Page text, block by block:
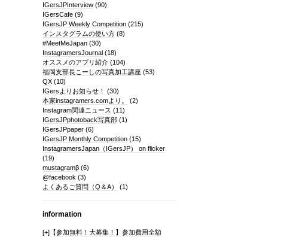
IGersJPInterview(90)
IGersCafe(9)
IGersJP Weekly Competition(215)
インスタグラムの使い方(8)
#MeetMeJapan(30)
InstagramersJournal(18)
オススメのアプリ紹介(104)
福岡支部長こーしの写真加工講座(53)
QX(10)
IGersよりお知らせ！
(30)
本家instagramers.comより。
(2)
Instagram関連ニュース (11)
IGersJPphotoback写真部(1)
IGersJPpaper(6)
IGersJP Monthly Competition(15)
InstagramersJapan（IGersJP） on flicker
(19)
mustagramβ(6)
@facebook (3)
よくあるご質問（Q＆A）
(1)
information
[+]【参加無料！大募集！】参加費用全額